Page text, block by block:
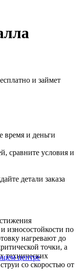
центре
и займет
время и деньги
сравните условия и
детали заказа
износостойкости по
нагревают до
точки, а
технических
со скоростью от